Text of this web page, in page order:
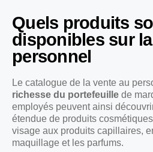
Quels produits
disponibles sur
personnel
Le catalogue de la vente au
richesse du portefeuille de
employés peuvent ainsi
étendue de produits
visage aux produits capillaires,
maquillage et les parfums.